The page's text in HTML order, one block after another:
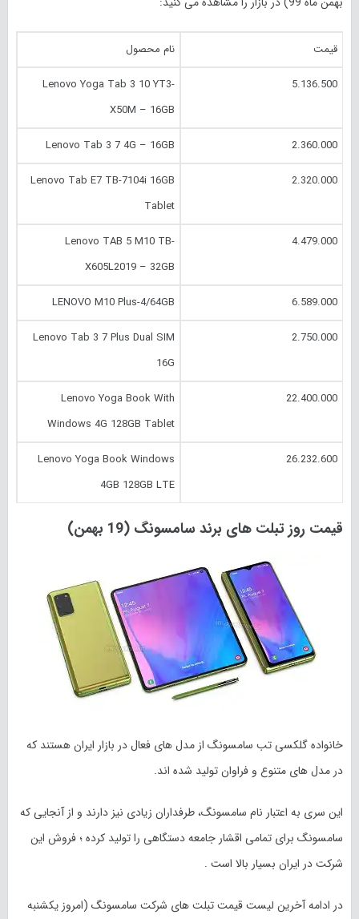
قیمت نام محصول
5.136.500
Lenovo Yoga Tab 3 10 YT3-
X50M – 16GB
2.360.000
Lenovo Tab 3 7 4G – 16GB
2.320.000
Lenovo Tab E7 TB-7104i 16GB
Tablet
4.479.000
Lenovo TAB 5 M10 TB-
X605L2019 – 32GB
6.589.000
LENOVO M10 Plus-4/64GB
2.750.000
Lenovo Tab 3 7 Plus Dual SIM
16G
22.400.000
Lenovo Yoga Book With
Windows 4G 128GB Tablet
26.232.600
Lenovo Yoga Book Windows
4GB 128GB LTE
قیمت روز تبلت های برند سامسونگ (19 بهمن)
خانواده گلکسی تب سامسونگ از مدل های فعال در بازار ایران هستند که
در مدل های متنوع و فراوان تولید شده اند.
این سری به اعتبار نام سامسونگ، طرفداران زیادی نیز دارند و از آنجایی که
سامسونگ برای تمامی اقشار جامعه دستگاهی را تولید کرده ؛ فروش این
شرکت در ایران بسیار بالا است .
در ادامه آخرین لیست قیمت تبلت های شرکت سامسونگ (امروز یکشنبه